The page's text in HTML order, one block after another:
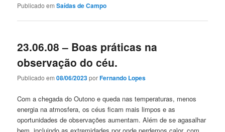
Publicado em Saídas de Campo
23.06.08 – Boas práticas na
observação do céu.
Publicado em08/06/2023porFernando Lopes
Com a chegada do Outono e queda nas temperaturas, menos
energia na atmosfera, os céus ficam mais limpos e as
oportunidades de observações aumentam. Além de se agasalhar
bem, incluindo as extremidades por onde perdemos calor, com